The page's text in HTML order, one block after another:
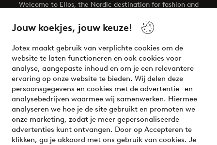
Jouw koekjes, jouw keuze!
Jotex maakt gebruik van verplichte cookies om de
website te laten functioneren en ook cookies voor
analyse, aangepaste inhoud en om je een relevantere
ervaring op onze website te bieden. Wij delen deze
persoonsgegevens en cookies met de advertentie- en
analysebedrijven waarmee wij samenwerken. Hiermee
analyseren we hoe je de site gebruikt en promoten we
onze marketing, zodat je meer gepersonaliseerde
advertenties kunt ontvangen. Door op Accepteren te
klikken, ga je akkoord met ons gebruik van cookies. Je
Welcome to Ellos, the Nordic destination for fashion and
your wardrobe. Your next inspiring look is here!
Veilig betalen - Nu betalen of opsplitsen
Wil je meer weten over onze betaalopties?